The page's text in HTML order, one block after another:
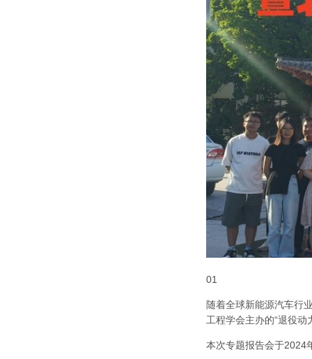
01
随着全球新能源汽车行
工程学会主办的“退役动
本次专题报告会于2024